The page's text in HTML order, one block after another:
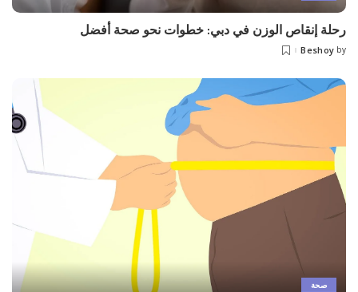
رحلة إنقاص الوزن في دبي: خطوات نحو صحة أفضل
Posted
by
Beshoy
صحة